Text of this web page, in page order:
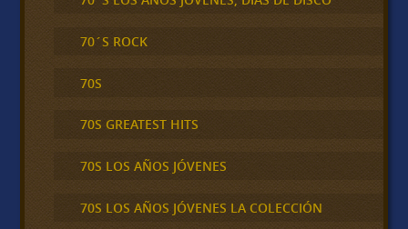
70´S ROCK
70S
70S GREATEST HITS
70S LOS AÑOS JÓVENES
70S LOS AÑOS JÓVENES LA COLECCIÓN